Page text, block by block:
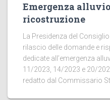
Emergenza
ricostruzione
La Presidenza del
rilascio delle domande e
dedicate all’emergenza
11/2023, 14/2023 e 20/
redatto dal Commissario